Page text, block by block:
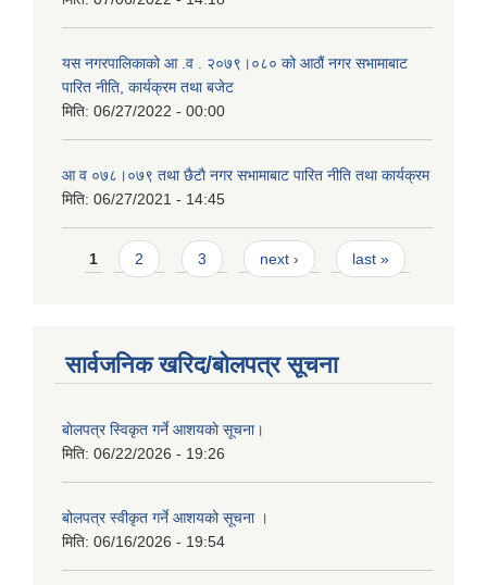
यस नगरपालिकाको आ‍ .व . २०७९।०८० को आठौं नगर सभामाबाट
पारित नीति, कार्यक्रम तथा बजेट
मिति: 06/27/2022 - 00:00
आ‍ व ०७८।०७९ तथा छैटाै नगर सभामाबाट पारित नीति तथा कार्यक्रम
मिति: 06/27/2021 - 14:45
Pages
1 2 3 next › last »
सार्वजनिक खरिद/बोलपत्र सूचना
बाेलपत्र स्विकृत गर्ने आशयकाे सूचना।
मिति: 06/22/2026 - 19:26
बोलपत्र स्वीकृत गर्ने आशयको सूचना ।
मिति: 06/16/2026 - 19:54